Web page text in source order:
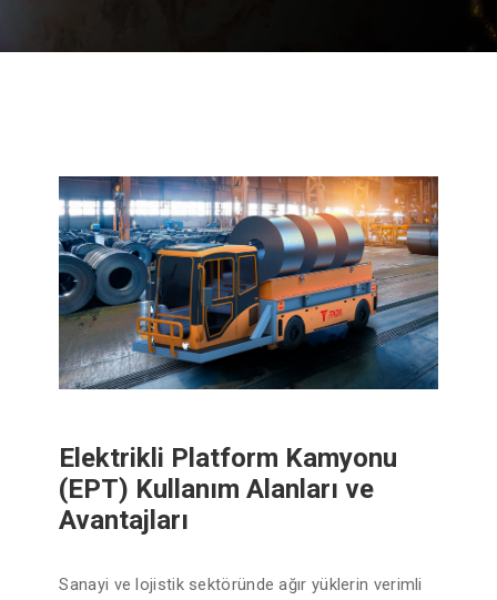
Elektrikli Platform Kamyonu
(EPT) Kullanım Alanları ve
Avantajları
Sanayi ve lojistik sektöründe ağır yüklerin verimli